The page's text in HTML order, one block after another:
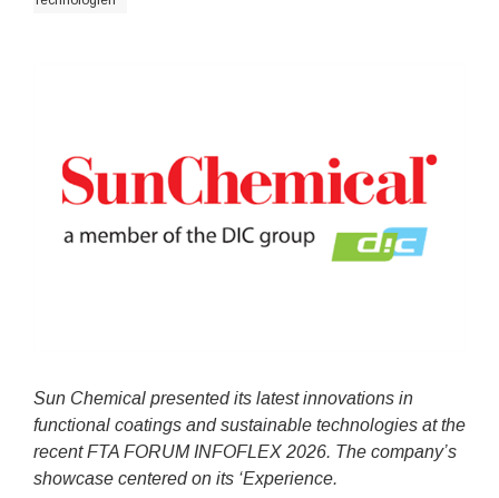
Sun Chemical presented its latest innovations in
functional coatings and sustainable technologies at the
recent FTA FORUM INFOFLEX 2026. The company’s
showcase centered on its ‘Experience.